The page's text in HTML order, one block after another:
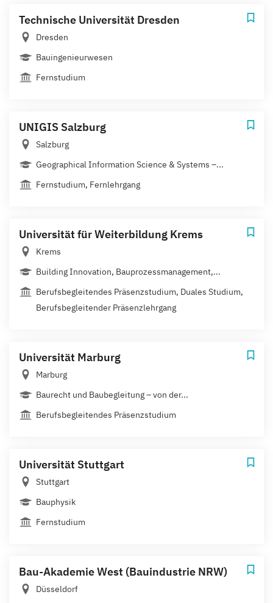
Technische Universität Dresden
Dresden
Bauingenieurwesen
Fernstudium
UNIGIS Salzburg
Salzburg
Geographical Information Science & Systems –...
Fernstudium, Fernlehrgang
Universität für Weiterbildung Krems
Krems
Building Innovation, Bauprozessmanagement,...
Berufsbegleitendes Präsenzstudium, Duales Studium,
Berufsbegleitender Präsenzlehrgang
Universität Marburg
Marburg
Baurecht und Baubegleitung – von der...
Berufsbegleitendes Präsenzstudium
Universität Stuttgart
Stuttgart
Bauphysik
Fernstudium
Bau-Akademie West (Bauindustrie NRW)
Düsseldorf